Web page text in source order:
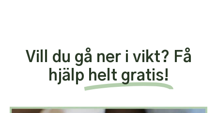
Vill du gå ner i vikt? Få
hjälp helt gratis!